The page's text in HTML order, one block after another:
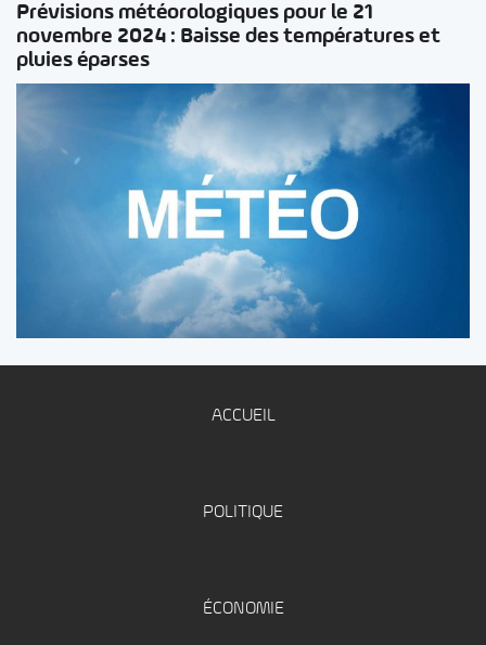
Prévisions météorologiques pour le 21
novembre 2024 : Baisse des températures et
pluies éparses
ACCUEIL
POLITIQUE
ÉCONOMIE